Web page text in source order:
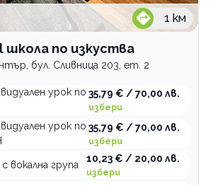
1 км
школа по изкуства
бул. Сливница 203, ет. 2
урок по 35,79 € / 70,00 лв.
избери
урок по 35,79 € / 70,00 лв.
избери
вокална група
10,23 € / 20,00 лв.
избери